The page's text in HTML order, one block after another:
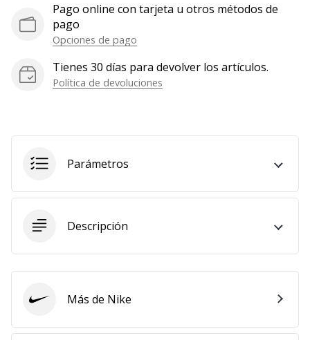
Mostrar
todos
los
Pago online con tarjeta u otros métodos de
pago
Opciones de pago
Tienes 30 días para devolver los artículos.
Política de devoluciones
Parámetros
Descripción
Nike Más de Nike